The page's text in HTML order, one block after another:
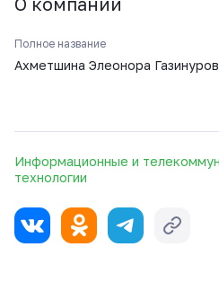
Полное название
Ахметшина Элеонора
Информационные и
технологии